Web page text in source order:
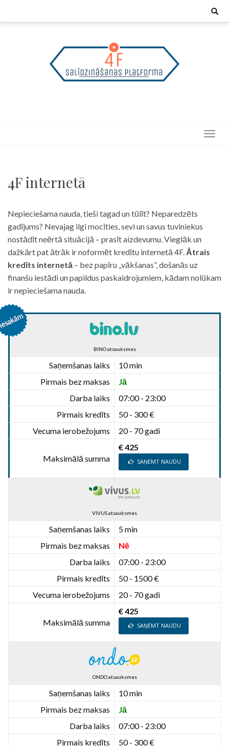
Search
4F internetā
Nepieciešama nauda, tieši tagad un tūlīt? Neparedzēts
gadījums? Nevajag ilgi mocīties, sevi un savus tuviniekus
nostādīt neērtā situācijā – prasīt aizdevumu. Vieglāk un
dažkārt pat ātrāk ir noformēt kredītu internetā 4F. Ātrais
kredīts internetā – bez papīru „vākšanas”, došanās uz
finanšu iestādi un papildus paskaidrojumiem, kādam nolūkam
ir nepieciešama nauda.
BINO atsauksmes
Saņemšanas laiks
10 min
Pirmais bez maksas
Jā
Darba laiks
07:00 - 23:00
Pirmais kredīts
50 - 300 €
Vecuma ierobežojums
20 - 70 gadi
Maksimālā summa
€ 425
SAŅEMT NAUDU
VIVUS atsauksmes
Saņemšanas laiks
5 min
Pirmais bez maksas
Nē
Darba laiks
07:00 - 23:00
Pirmais kredīts
50 - 1500 €
Vecuma ierobežojums
20 - 70 gadi
Maksimālā summa
€ 425
SAŅEMT NAUDU
ONDO atsauksmes
Saņemšanas laiks
10 min
Pirmais bez maksas
Jā
Darba laiks
07:00 - 23:00
Pirmais kredīts
50 - 300 €